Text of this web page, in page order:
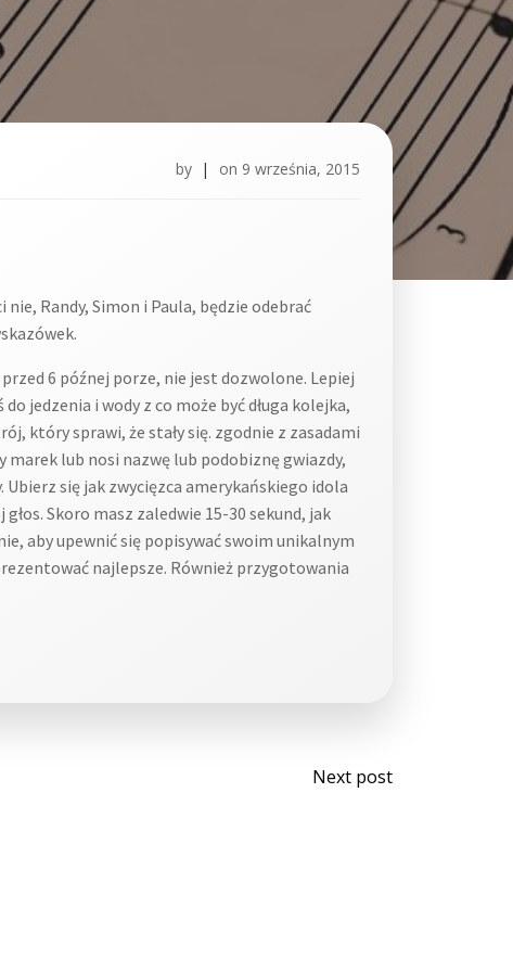
by | on 9 września, 2015
Randy, Simon i Paula, będzie odebrać
6 późnej porze, nie jest dozwolone. Lepiej
jedzenia i wody z co może być długa kolejka,
który sprawi, że stały się. zgodnie z zasadami
lub nosi nazwę lub podobiznę gwiazdy,
się jak zwycięzca amerykańskiego idola
Skoro masz zaledwie 15-30 sekund, jak
aby upewnić się popisywać swoim unikalnym
najlepsze. Również przygotowania
Post
Next post